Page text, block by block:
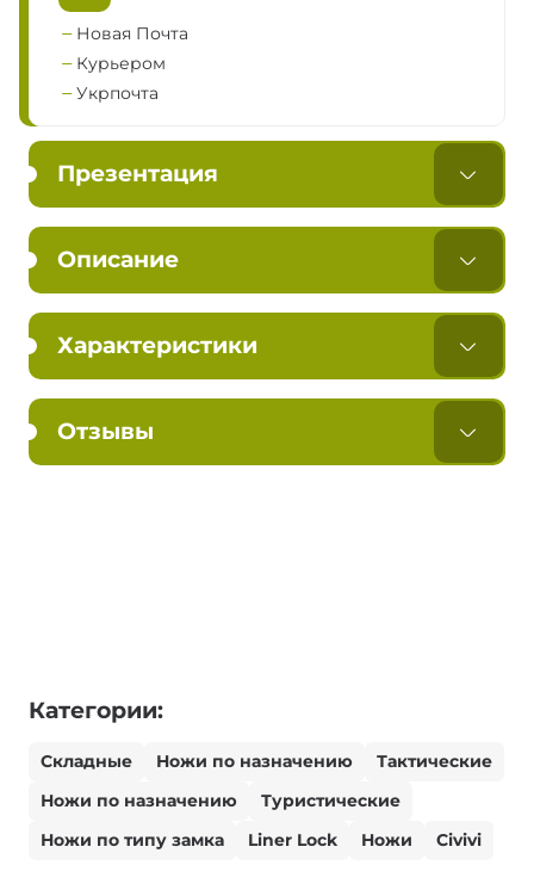
Новая Почта
Курьером
Укрпочта
Презентация
Описание
Характеристики
Отзывы
Категории:
Складные Ножи по назначению
Тактические
Ножи по назначению
Туристические
Ножи по типу замка
Liner Lock Ножи Civivi